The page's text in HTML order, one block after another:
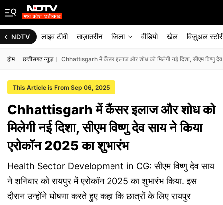
NDTV लाइव टीवी ताज़ातरीन जिला वीडियो खेल विज़ुअल
होम छत्तीसगढ़ न्यूज़ Chhattisgarh में कैंसर इलाज और शोध को मिलेगी नई दिशा, सीएम विष्णु
This Article is From Sep 06, 2025
Chhattisgarh में कैंसर इलाज और शोध को
मिलेगी नई दिशा, सीएम विष्णु देव साय ने किया
एरोकॉन 2025 का शुभारंभ
Health Sector Development in CG: सीएम विष्णु देव साय
ने शनिवार को रायपुर में एरोकॉन 2025 का शुभारंभ किया. इस
दौरान उन्होंने घोषणा करते हुए कहा कि छात्रों के लिए रायपुर